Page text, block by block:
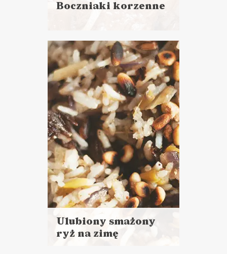
Boczniaki korzenne
więcej
Czas przygotowania: 30 minut
+ noc w lodówce
DO CHLEBA
PRZYSTAWKI
BOŻE NARODZENIE ?
ŚWIATOWY DZIEŃ
WEGETARIANIZMU
Ulubiony smażony
ryż na zimę